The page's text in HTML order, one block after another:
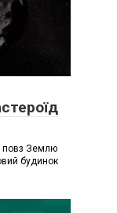
повз Землю
будинок